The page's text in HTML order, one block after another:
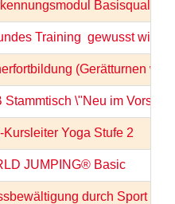
Training  gewusst wie
(Gerätturnen
Stammtisch \"Neu im
Yoga Stufe 2
JUMPING® Basic
durch Sport -